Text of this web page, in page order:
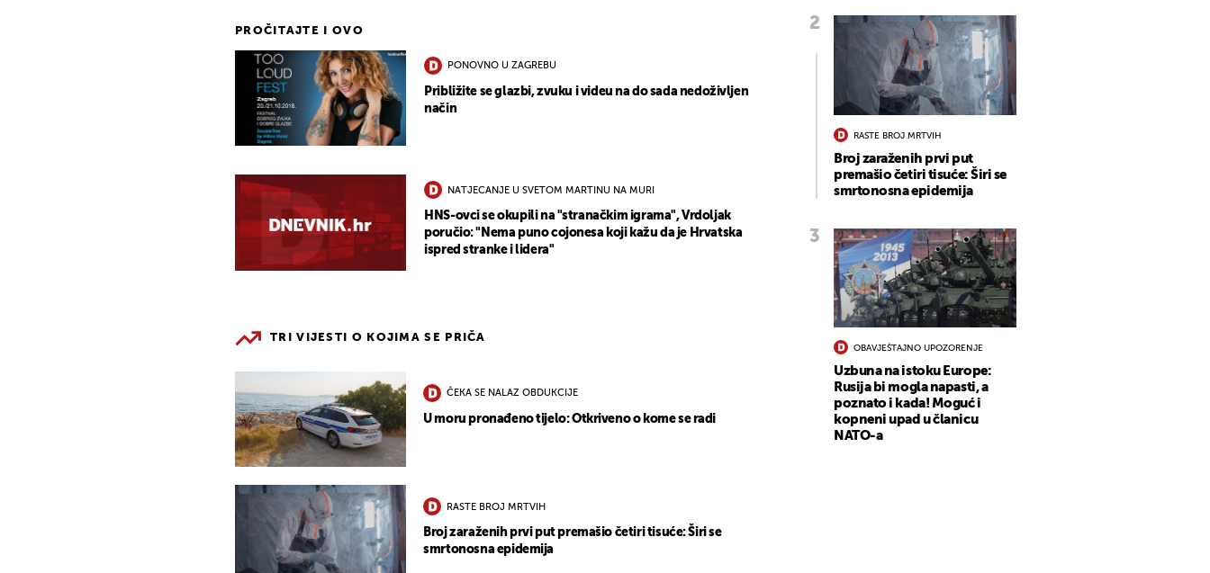
PROČITAJTE I OVO
PONOVNO U ZAGREBU
Približite se glazbi, zvuku i videu na do sada nedoživljen
način
NATJECANJE U SVETOM MARTINU NA MURI
HNS-ovci se okupili na "stranačkim igrama", Vrdoljak
poručio: "Nema puno cojonesa koji kažu da je Hrvatska
ispred stranke i lidera"
TRI VIJESTI O KOJIMA SE PRIČA
ČEKA SE NALAZ OBDUKCIJE
U moru pronađeno tijelo: Otkriveno o kome se radi
RASTE BROJ MRTVIH
Broj zaraženih prvi put premašio četiri tisuće: Širi se
smrtonosna epidemija
RASTE BROJ MRTVIH
Broj zaraženih prvi put
premašio četiri tisuće: Širi se
smrtonosna epidemija
OBAVJEŠTAJNO UPOZORENJE
Uzbuna na istoku Europe:
Rusija bi mogla napasti, a
poznato i kada! Moguć i
kopneni upad u članicu
NATO-a